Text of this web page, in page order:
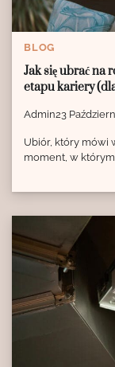
BLOG
Jak się ubrać na
etapu kariery
Admin23
Ubiór, który mówi
moment, w którym